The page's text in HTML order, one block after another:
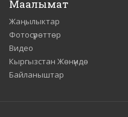
Маалымат
Жаңылыктар
Фотосүрөттөр
Видео
Кыргызстан Жөнүндө
Байланыштар